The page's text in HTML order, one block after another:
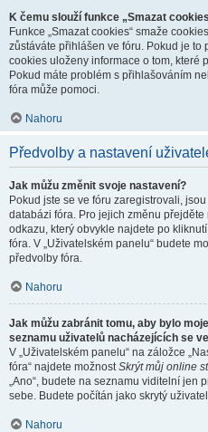
K čemu slouží funkce „Smazat
Funkce „Smazat cookies“ smaže
zůstáváte přihlášen ve fóru. Pokud je to
cookies uloženy informace o tom, které
Pokud máte problém s přihlašováním
fóra může pomoci.
Nahoru
Předvolby a nastavení
Jak můžu změnit svoje nastavení?
Pokud jste se ve fóru zaregistrovali,
databázi fóra. Pro jejich změnu přejděte
odkazu, který obvykle najdete po
fóra. V „Uživatelském panelu“ budete
předvolby fóra.
Nahoru
Jak můžu zabránit tomu, aby bylo
seznamu uživatelů nacházejících se
V „Uživatelském panelu“ na záložce
fóra“ najdete možnostSkrýt můj online
„Ano“, budete na seznamu viditelní jen
sebe. Budete počítán jako skrytý
Nahoru